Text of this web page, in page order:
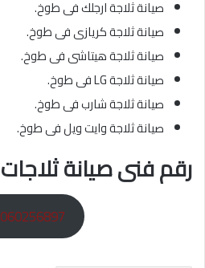
صيانة ثلاجة ارجلك فى طوخ.
صيانة ثلاجة كريازى فى طوخ.
صيانة ثلاجة هيتاشى فى طوخ.
صيانة ثلاجة LG فى طوخ.
صيانة ثلاجة شارب فى طوخ.
صيانة ثلاجة وايت ويل فى طوخ.
رقم فنى صيانة